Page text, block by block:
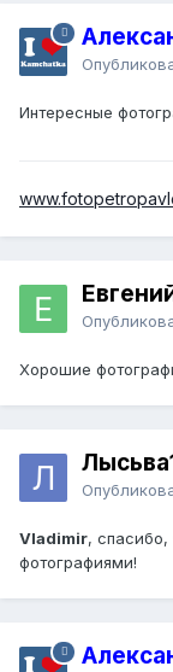
Интересные
Хорошие
Vlаdimir, спасибо,
фотографиями!